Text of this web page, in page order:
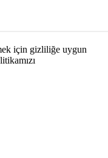
için gizliliğe uygun